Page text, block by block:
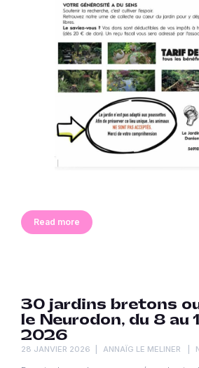
Read more
30 jardins bretons
le Neurodon, du 8 au
2026
28 JANVIER 2026 ANNAÏG LE MELINER